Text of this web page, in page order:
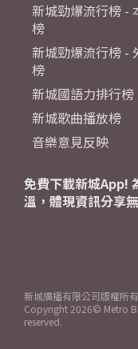
新城勁爆流行榜 -
榜
新城勁爆流行榜 -
榜
新城國語力排行榜
新城歌曲播放榜
音樂意見反映
免費下載新城App!
溫，體現資訊分享
新城廣播有限公司版權所
Copyright 2026© Metro
reserved.